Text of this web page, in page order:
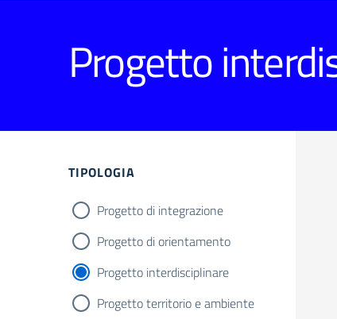
Progetto
TIPOLOGIA
Progetto di integrazione
Progetto di orientamento
Progetto interdisciplinare
Progetto territorio e ambiente